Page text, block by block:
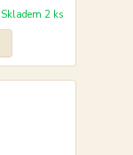
Skladem 2 ks